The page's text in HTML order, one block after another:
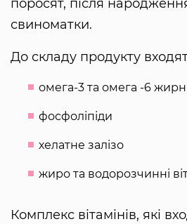
поросят, після
свиноматки.
До складу продукту
омега-3 та омега -6
фосфоліпіди
хелатне залізо
жиро та водорозчинні
Комплекс вітамінів, які